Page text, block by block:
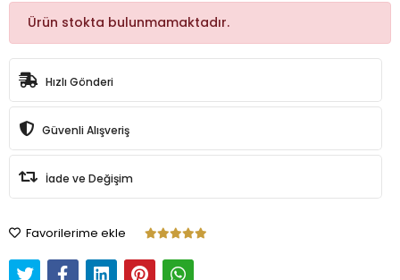
Ürün stokta bulunmamaktadır.
Hızlı Gönderi
Güvenli Alışveriş
İade ve Değişim
Favorilerime ekle